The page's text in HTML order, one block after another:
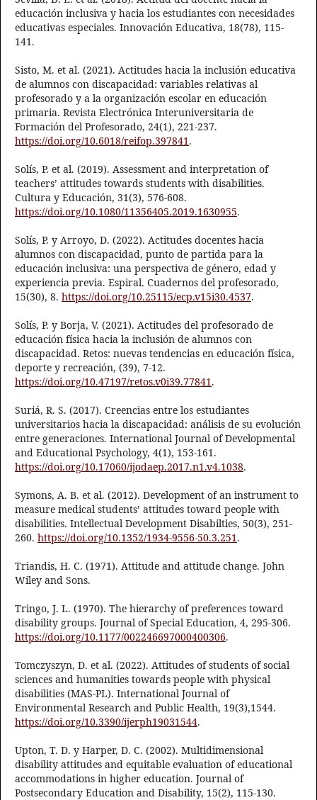
educación inclusiva y hacia los estudiantes con necesidades
educativas especiales. Innovación Educativa, 18(78), 115-
141.
Sisto, M. et al. (2021). Actitudes hacia la inclusión educativa
de alumnos con discapacidad: variables relativas al
profesorado y a la organización escolar en educación
primaria. Revista Electrónica Interuniversitaria de
Formación del Profesorado, 24(1), 221-237.
https://doi.org/10.6018/reifop.397841.
Solís, P. et al. (2019). Assessment and interpretation of
teachers’ attitudes towards students with disabilities.
Cultura y Educación, 31(3), 576-608.
https://doi.org/10.1080/11356405.2019.1630955.
Solís, P. y Arroyo, D. (2022). Actitudes docentes hacia
alumnos con discapacidad, punto de partida para la
educación inclusiva: una perspectiva de género, edad y
experiencia previa. Espiral. Cuadernos del profesorado,
15(30), 8. https://doi.org/10.25115/ecp.v15i30.4537.
Solís, P. y Borja, V. (2021). Actitudes del profesorado de
educación física hacia la inclusión de alumnos con
discapacidad. Retos: nuevas tendencias en educación física,
deporte y recreación, (39), 7-12.
https://doi.org/10.47197/retos.v0i39.77841.
Suriá, R. S. (2017). Creencias entre los estudiantes
universitarios hacia la discapacidad: análisis de su evolución
entre generaciones. International Journal of Developmental
and Educational Psychology, 4(1), 153-161.
https://doi.org/10.17060/ijodaep.2017.n1.v4.1038.
Symons, A. B. et al. (2012). Development of an instrument to
measure medical students’ attitudes toward people with
disabilities. Intellectual Development Disabilties, 50(3), 251-
260. https://doi.org/10.1352/1934-9556-50.3.251.
Triandis, H. C. (1971). Attitude and attitude change. John
Wiley and Sons.
Tringo, J. L. (1970). The hierarchy of preferences toward
disability groups. Journal of Special Education, 4, 295-306.
https://doi.org/10.1177/002246697000400306.
Tomczyszyn, D. et al. (2022). Attitudes of students of social
sciences and humanities towards people with physical
disabilities (MAS-PL). International Journal of
Environmental Research and Public Health, 19(3),1544.
https://doi.org/10.3390/ijerph19031544.
Upton, T. D. y Harper, D. C. (2002). Multidimensional
disability attitudes and equitable evaluation of educational
accommodations in higher education. Journal of
Postsecondary Education and Disability, 15(2), 115-130.